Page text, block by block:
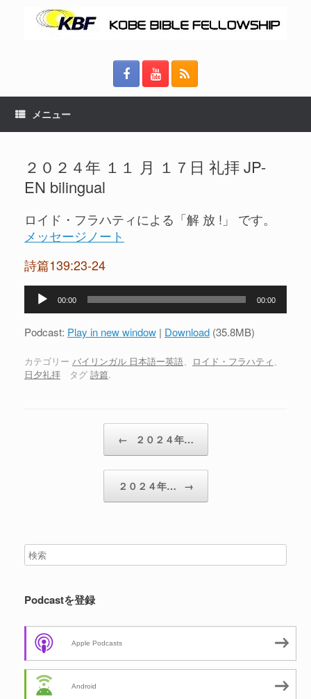
メニュー
２０２４年 １１ 月 １７日 礼拝 JP-
EN bilingual
ロイド・フラハティによる「解 放 !」 です。
メッセージノート
詩篇139:23-24
プ
ー
ヤ
00:00 00:00
Podcast: Play in new window | Download (35.8MB)
カテゴリー バイリンガル 日本語ー英語、 ロイド・フラハティ、
日夕礼拝 タグ 詩篇.
← ２０２４年…
２０２４年… →
Podcastを登録
Apple Podcasts
Android